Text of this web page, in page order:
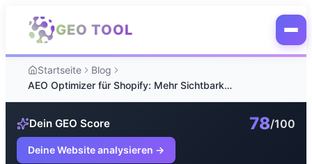
Zum Hauptinhalt springen
GEO TOOL
Startseite
Blog
AEO Optimizer für Shopify: Mehr Sichtbarkeit in KI-Antworten
Dein GEO Score 78/100
Deine Website analysieren →